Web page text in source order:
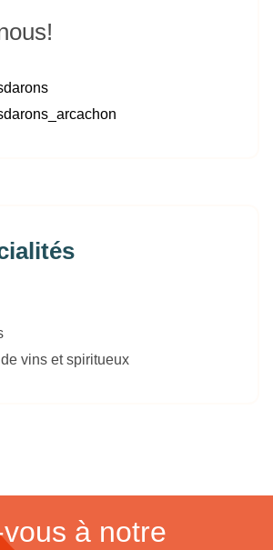
vins et spiritueux
à notre